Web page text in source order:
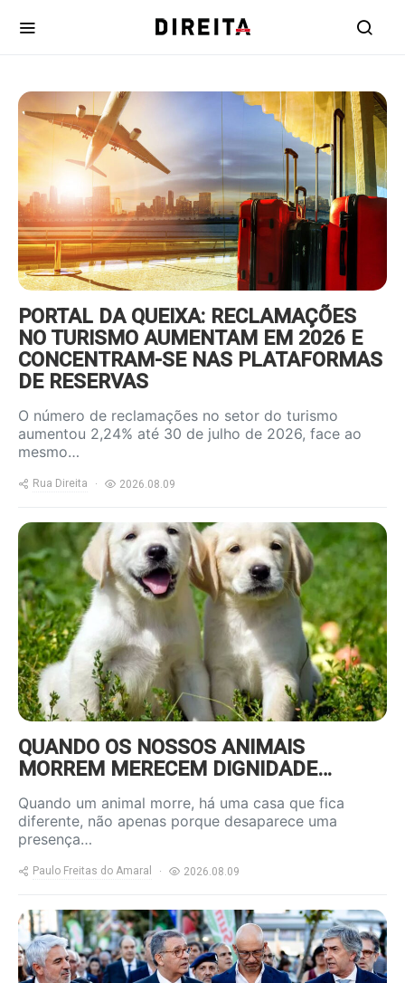
https://www.ruadireita.pt/wp-
content/uploads/2026/08/viagens-
800x600.jpg
PORTAL DA QUEIXA: RECLAMAÇÕES
NO TURISMO AUMENTAM EM 2026 E
CONCENTRAM-SE NAS PLATAFORMAS
DE RESERVAS
O número de reclamações no setor do turismo
aumentou 2,24% até 30 de julho de 2026, face ao
mesmo…
Rua Direita 2026.08.09
https://www.ruadireita.pt/wp-
content/uploads/2025/05/dog-
800x600.jpg
QUANDO OS NOSSOS ANIMAIS
MORREM MERECEM DIGNIDADE…
Quando um animal morre, há uma casa que fica
diferente, não apenas porque desaparece uma
presença…
Paulo Freitas do Amaral 2026.08.09
https://www.ruadireita.pt/wp-
content/uploads/2026/08/fsm-
4-800x600.jpg